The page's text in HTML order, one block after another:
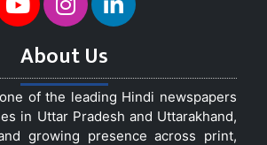
About Us
of the leading Hindi newspapers
in Uttar Pradesh and Uttarakhand,
growing presence across print,